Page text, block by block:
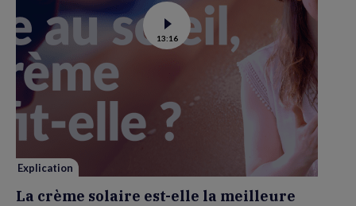
Voir
la
vidéo
est-
elle
la
meilleure
solution
protéger
soleil
13:16
Explication
La crème solaire est-elle la meilleure